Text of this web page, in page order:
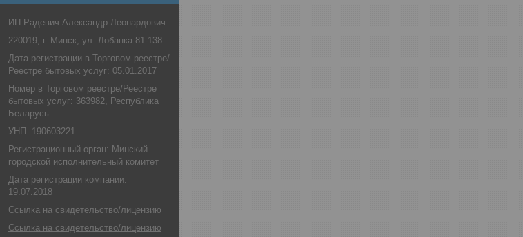
ИП Радевич Александр Леонардович
220019, г. Минск, ул. Лобанка 81-138
Дата регистрации в Торговом реестре/
Реестре бытовых услуг: 05.01.2017
Номер в Торговом реестре/Реестре
бытовых услуг: 363982, Республика
Беларусь
УНП: 190603221
Регистрационный орган: Минский
городской исполнительный комитет
Дата регистрации компании:
19.07.2018
Ссылка на свидетельство/лицензию
Ссылка на свидетельство/лицензию